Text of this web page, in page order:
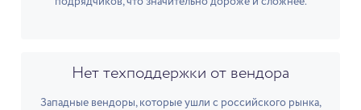
Нет техподдержки от вендора
Западные вендоры, которые ушли с российского рынка,